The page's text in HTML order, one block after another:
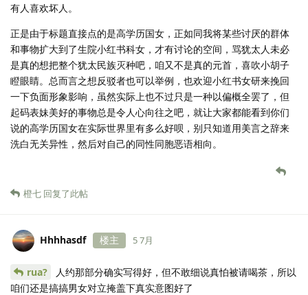
有人喜欢坏人。
正是由于标题直接点的是高学历国女，正如同我将某些讨厌的群体
和事物扩大到了生院小红书科女，才有讨论的空间，骂犹太人未必
是真的想把整个犹太民族灭种吧，咱又不是真的元首，喜吹小胡子
瞪眼睛。总而言之想反驳者也可以举例，也欢迎小红书女研来挽回
一下负面形象影响，虽然实际上也不过只是一种以偏概全罢了，但
起码表妹美好的事物总是令人心向往之吧，就让大家都能看到你们
说的高学历国女在实际世界里有多么好呗，别只知道用美言之辞来
洗白无关异性，然后对自己的同性同胞恶语相向。
橙七 回复了此帖
Hhhhasdf 楼主 5 7月
rua?
人约那部分确实写得好，但不敢细说真怕被请喝茶，所以
咱们还是搞搞男女对立掩盖下真实意图好了